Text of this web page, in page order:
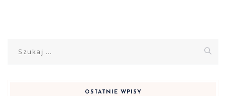
OSTATNIE WPISY